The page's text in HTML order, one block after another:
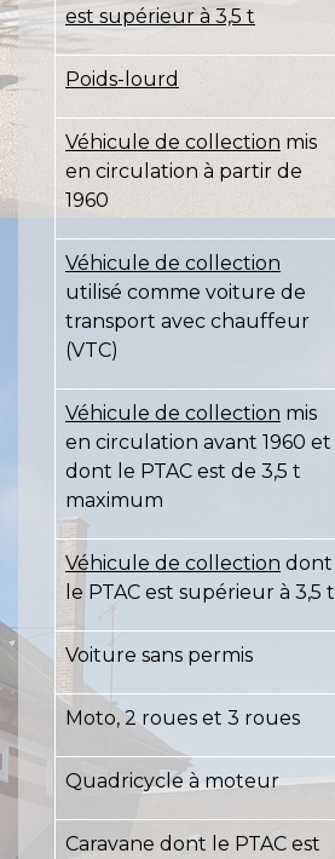
est supérieur à 3,5 t
Poids-lourd
Véhicule de collection mis
en circulation à partir de
1960
Véhicule de collection
utilisé comme voiture de
transport avec chauffeur
(VTC)
Véhicule de collection mis
en circulation avant 1960 et
dont le PTAC est de 3,5 t
maximum
Véhicule de collection dont
le PTAC est supérieur à 3,5 t
Voiture sans permis
Moto, 2 roues et 3 roues
Quadricycle à moteur
Caravane dont le PTAC est